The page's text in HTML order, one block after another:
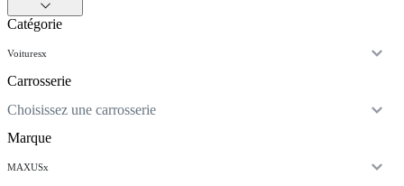
Catégorie
Voituresx
Carrosserie
Choisissez une carrosserie
Marque
MAXUSx